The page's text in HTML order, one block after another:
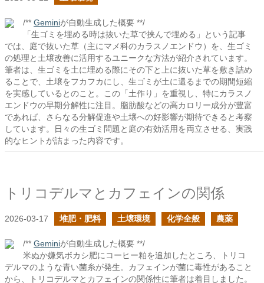
/** Geminiが自動生成した概要 **/
「生ゴミを埋める時は抜いた草で挟んで埋める」という記事
では、庭で抜いた草（主にマメ科のカラスノエンドウ）を、生ゴミ
の処理と土壌改善に活用するユニークな方法が紹介されています。
筆者は、生ゴミを土に埋める際にその下と上に抜いた草を敷き詰め
ることで、土壌をフカフカにし、生ゴミが土に還るまでの期間短縮
を実感しているとのこと。この「土作り」を重視し、特にカラスノ
エンドウの早期分解性に注目。脂肪酸などの高カロリー成分が豊富
であれば、さらなる分解促進や土壌への好影響が期待できると考察
しています。日々の生ゴミ問題と庭の有効活用を両立させる、実践
的なヒントが詰まった内容です。
トリコデルマとカフェインの関係
2026-03-17 堆肥・肥料 土壌環境 化学全般 農薬
/** Geminiが自動生成した概要 **/
米ぬか嫌気ボカシ肥にコーヒー粕を追加したところ、トリコ
デルマのような青い菌糸が発生。カフェインが菌に毒性があること
から、トリコデルマとカフェインの関係性に筆者は着目しました。